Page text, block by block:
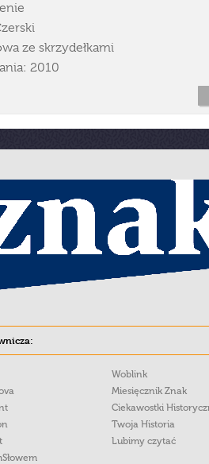
ze skrzydełkami
2010
Woblink
Miesięcznik Znak
Ciekawostki
Twoja Historia
Lubimy czytać